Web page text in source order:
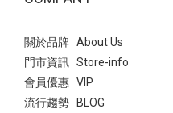
關於品牌 About Us
門市資訊 Store-info
會員優惠 VIP
流行趨勢 BLOG